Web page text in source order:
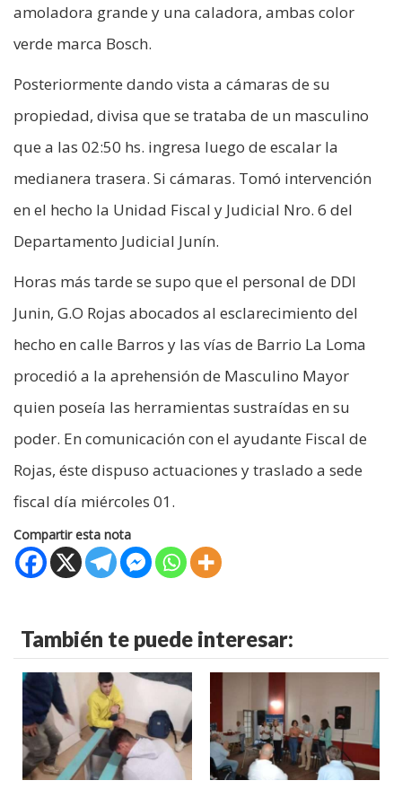
amoladora grande y una caladora, ambas color
verde marca Bosch.
Posteriormente dando vista a cámaras de su
propiedad, divisa que se trataba de un masculino
que a las 02:50 hs. ingresa luego de escalar la
medianera trasera. Si cámaras. Tomó intervención
en el hecho la Unidad Fiscal y Judicial Nro. 6 del
Departamento Judicial Junín.
Horas más tarde se supo que el personal de DDI
Junin, G.O Rojas abocados al esclarecimiento del
hecho en calle Barros y las vías de Barrio La Loma
procedió a la aprehensión de Masculino Mayor
quien poseía las herramientas sustraídas en su
poder. En comunicación con el ayudante Fiscal de
Rojas, éste dispuso actuaciones y traslado a sede
fiscal día miércoles 01.
Compartir esta nota
También te puede interesar: